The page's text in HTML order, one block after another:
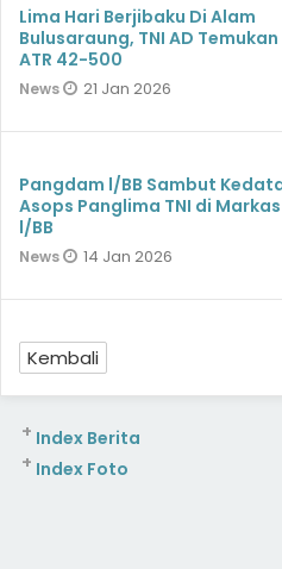
Lima Hari Berjibaku Di Alam
Bulusaraung, TNI AD
ATR 42-500
News 21 Jan 2026
Pangdam l/BB Sambut
Asops Panglima TNI di
l/BB
News 14 Jan 2026
Kembali
Index Berita
+
Index Foto
+